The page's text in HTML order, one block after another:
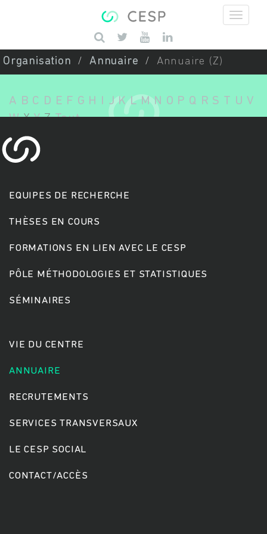
Saisissez vos mots-clés
Organisation Annuaire Annuaire (Z)
A B C D E F G H J K L M N O P Q R S T U V
W X Y Z Tout
EQUIPES DE RECHERCHE
THÈSES EN COURS
FORMATIONS EN LIEN AVEC LE CESP
PÔLE MÉTHODOLOGIES ET STATISTIQUES
SÉMINAIRES
VIE DU CENTRE
ANNUAIRE
RECRUTEMENTS
SERVICES TRANSVERSAUX
LE CESP SOCIAL
CONTACT/ACCÈS